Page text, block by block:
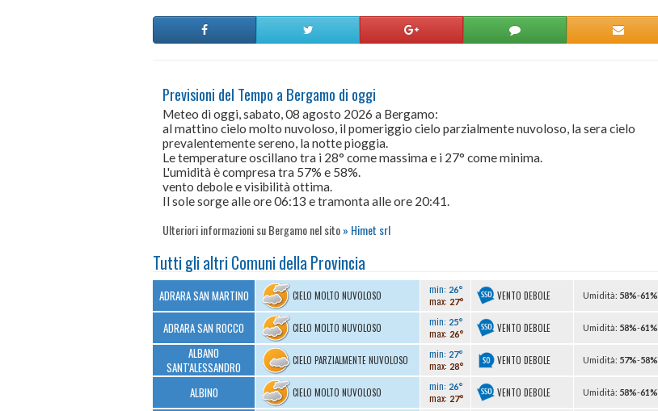
Previsioni del Tempo a Bergamo di oggi
Meteo di oggi, sabato, 08 agosto 2026 a Bergamo:
al mattino cielo molto nuvoloso, il pomeriggio cielo parzialmente nuvoloso, la sera cielo
prevalentemente sereno, la notte pioggia.
Le temperature oscillano tra i 28° come massima e i 27° come minima.
L'umidità è compresa tra 57% e 58%.
vento debole e visibilità ottima.
Il sole sorge alle ore 06:13 e tramonta alle ore 20:41.
Ulteriori informazioni su Bergamo nel sito Himet srl
Tutti gli altri Comuni della Provincia
ADRARA SAN MARTINO CIELO MOLTO NUVOLOSO min: 26°
max: 27° VENTO DEBOLE Umidità: 58%-61%
ADRARA SAN ROCCO CIELO MOLTO NUVOLOSO min: 25°
max: 26° VENTO DEBOLE Umidità: 58%-61%
ALBANO
SANT'ALESSANDRO
CIELO PARZIALMENTE NUVOLOSO min: 27°
max: 28° VENTO DEBOLE Umidità: 57%-58%
ALBINO CIELO MOLTO NUVOLOSO min: 26°
max: 27° VENTO DEBOLE Umidità: 58%-61%